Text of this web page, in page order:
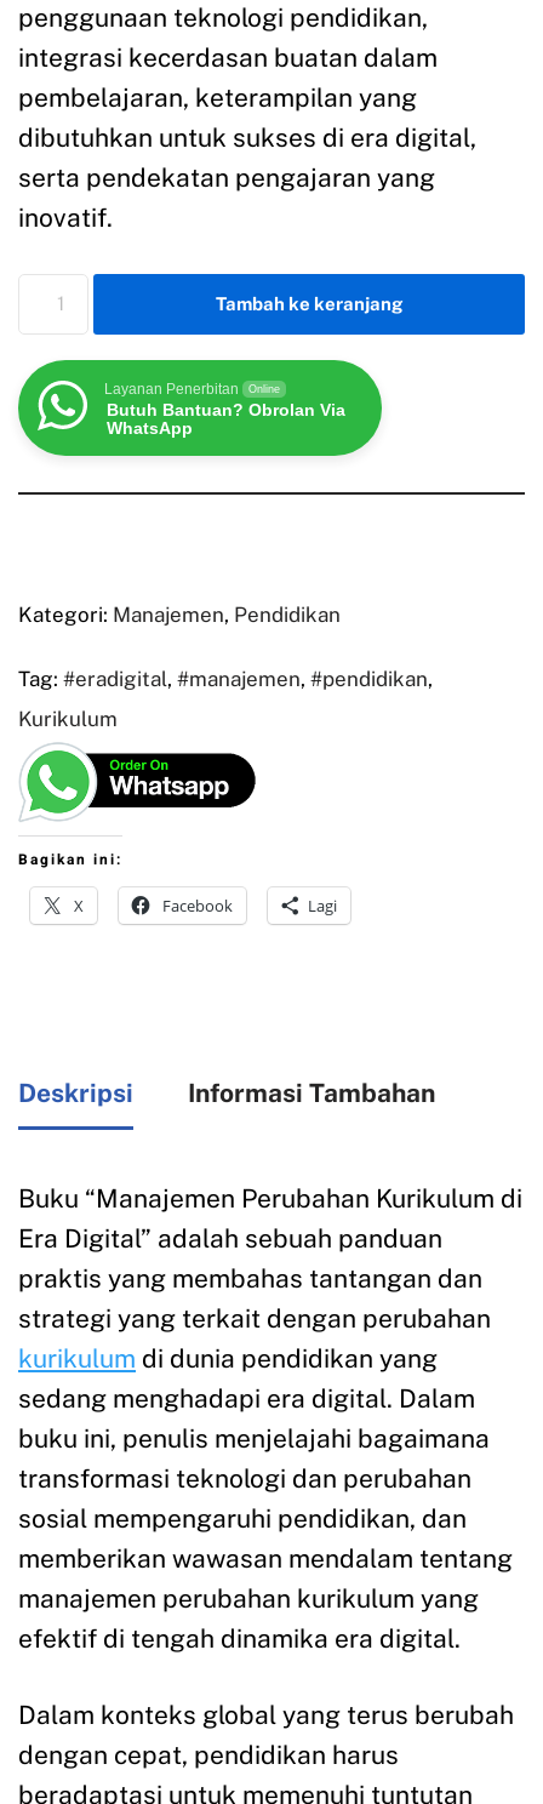
penggunaan teknologi pendidikan,
integrasi kecerdasan buatan dalam
pembelajaran, keterampilan yang
dibutuhkan untuk sukses di era digital,
serta pendekatan pengajaran yang
inovatif.
Tambah ke keranjang
Layanan Penerbitan Online
Butuh Bantuan? Obrolan Via
WhatsApp
Kategori: Manajemen, Pendidikan
Tag: #eradigital, #manajemen, #pendidikan,
Kurikulum
Bagikan ini:
X Facebook Lagi
Deskripsi Informasi Tambahan
Buku “Manajemen Perubahan Kurikulum di
Era Digital” adalah sebuah panduan
praktis yang membahas tantangan dan
strategi yang terkait dengan perubahan
kurikulum di dunia pendidikan yang
sedang menghadapi era digital. Dalam
buku ini, penulis menjelajahi bagaimana
transformasi teknologi dan perubahan
sosial mempengaruhi pendidikan, dan
memberikan wawasan mendalam tentang
manajemen perubahan kurikulum yang
efektif di tengah dinamika era digital.
Dalam konteks global yang terus berubah
dengan cepat, pendidikan harus
beradaptasi untuk memenuhi tuntutan